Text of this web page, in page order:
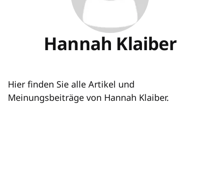
Hannah Klaiber
Hier finden Sie alle Artikel und
Meinungsbeiträge von Hannah Klaiber.